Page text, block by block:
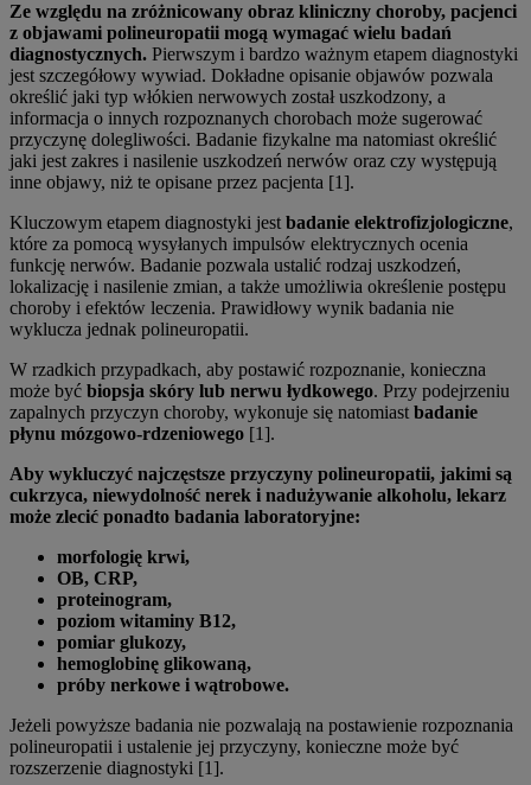
Ze względu na zróżnicowany obraz kliniczny choroby, pacjenci
z objawami polineuropatii mogą wymagać wielu badań
diagnostycznych. Pierwszym i bardzo ważnym etapem diagnostyki
jest szczegółowy wywiad. Dokładne opisanie objawów pozwala
określić jaki typ włókien nerwowych został uszkodzony, a
informacja o innych rozpoznanych chorobach może sugerować
przyczynę dolegliwości. Badanie fizykalne ma natomiast określić
jaki jest zakres i nasilenie uszkodzeń nerwów oraz czy występują
inne objawy, niż te opisane przez pacjenta [1].
Kluczowym etapem diagnostyki jest badanie elektrofizjologiczne,
które za pomocą wysyłanych impulsów elektrycznych ocenia
funkcję nerwów. Badanie pozwala ustalić rodzaj uszkodzeń,
lokalizację i nasilenie zmian, a także umożliwia określenie postępu
choroby i efektów leczenia. Prawidłowy wynik badania nie
wyklucza jednak polineuropatii.
W rzadkich przypadkach, aby postawić rozpoznanie, konieczna
może być biopsja skóry lub nerwu łydkowego. Przy podejrzeniu
zapalnych przyczyn choroby, wykonuje się natomiast badanie
płynu mózgowo-rdzeniowego [1].
Aby wykluczyć najczęstsze przyczyny polineuropatii, jakimi są
cukrzyca, niewydolność nerek i nadużywanie alkoholu, lekarz
może zlecić ponadto badania laboratoryjne:
morfologię krwi,
OB, CRP,
proteinogram,
poziom witaminy B12,
pomiar glukozy,
hemoglobinę glikowaną,
próby nerkowe i wątrobowe.
Jeżeli powyższe badania nie pozwalają na postawienie rozpoznania
polineuropatii i ustalenie jej przyczyny, konieczne może być
rozszerzenie diagnostyki [1].